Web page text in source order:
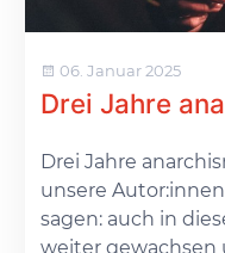
06. Januar 2025
Drei Jahre
Drei Jahre
unsere
sagen: auch in
weiter gewachsen